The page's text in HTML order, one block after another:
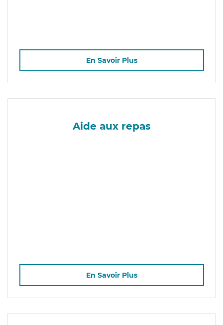
En Savoir Plus
Aide aux repas
En Savoir Plus